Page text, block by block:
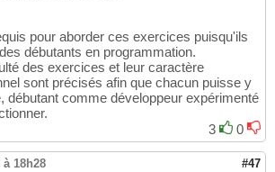
pour aborder ces exercices puisqu'ils
débutants en programmation.
des exercices et leur caractère
sont précisés afin que chacun puisse y
débutant comme développeur expérimenté
3
0
à 18h28 #47